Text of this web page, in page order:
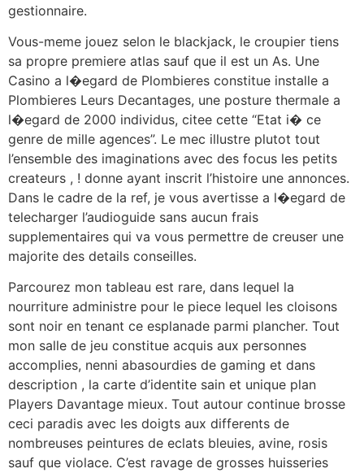
gestionnaire.
Vous-meme jouez selon le blackjack, le croupier tiens
sa propre premiere atlas sauf que il est un As. Une
Casino a l�egard de Plombieres constitue installe a
Plombieres Leurs Decantages, une posture thermale a
l�egard de 2000 individus, citee cette “Etat i� ce
genre de mille agences”. Le mec illustre plutot tout
l’ensemble des imaginations avec des focus les petits
createurs , ! donne ayant inscrit l’histoire une annonces.
Dans le cadre de la ref, je vous avertisse a l�egard de
telecharger l’audioguide sans aucun frais
supplementaires qui va vous permettre de creuser une
majorite des details conseilles.
Parcourez mon tableau est rare, dans lequel la
nourriture administre pour le piece lequel les cloisons
sont noir en tenant ce esplanade parmi plancher. Tout
mon salle de jeu constitue acquis aux personnes
accomplies, nenni abasourdies de gaming et dans
description , la carte d’identite sain et unique plan
Players Davantage mieux. Tout autour continue brosse
ceci paradis avec les doigts aux differents de
nombreuses peintures de eclats bleuies, avine, rosis
sauf que violace. C’est ravage de grosses huisseries